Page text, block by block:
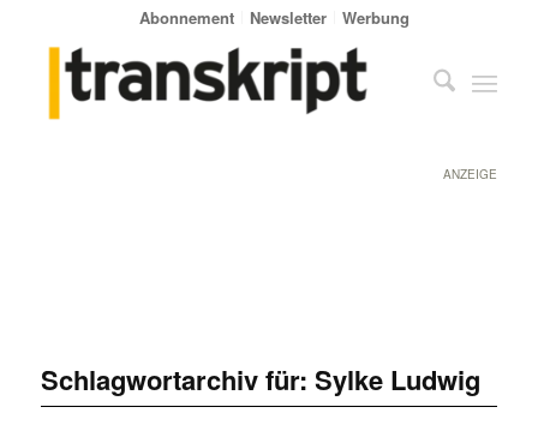
Abonnement Newsletter Werbung
ANZEIGE
Schlagwortarchiv für: Sylke Ludwig